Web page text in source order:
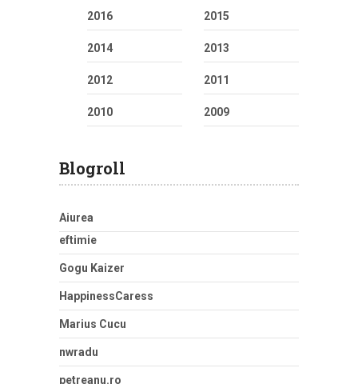
2016 2015
2014 2013
2012 2011
2010 2009
Blogroll
Aiurea
eftimie
Gogu Kaizer
HappinessCaress
Marius Cucu
nwradu
petreanu.ro